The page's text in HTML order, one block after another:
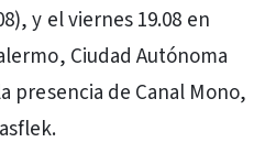
y el viernes 19.08 en
Ciudad Autónoma
presencia de Canal Mono,